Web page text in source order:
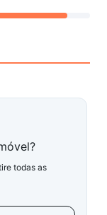
todas as